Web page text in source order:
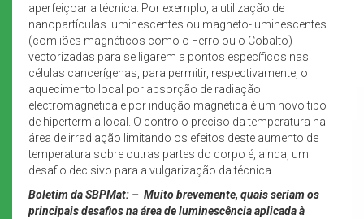
aperfeiçoar a técnica. Por exemplo, a utilização de
nanopartículas luminescentes ou magneto-luminescentes
(com iões magnéticos como o Ferro ou o Cobalto)
vectorizadas para se ligarem a pontos específicos nas
células cancerígenas, para permitir, respectivamente, o
aquecimento local por absorção de radiação
electromagnética e por indução magnética é um novo tipo
de hipertermia local. O controlo preciso da temperatura na
área de irradiação limitando os efeitos deste aumento de
temperatura sobre outras partes do corpo é, ainda, um
desafio decisivo para a vulgarização da técnica.
Boletim da SBPMat: – Muito brevemente, quais seriam os
principais desafios na área de luminescência aplicada à